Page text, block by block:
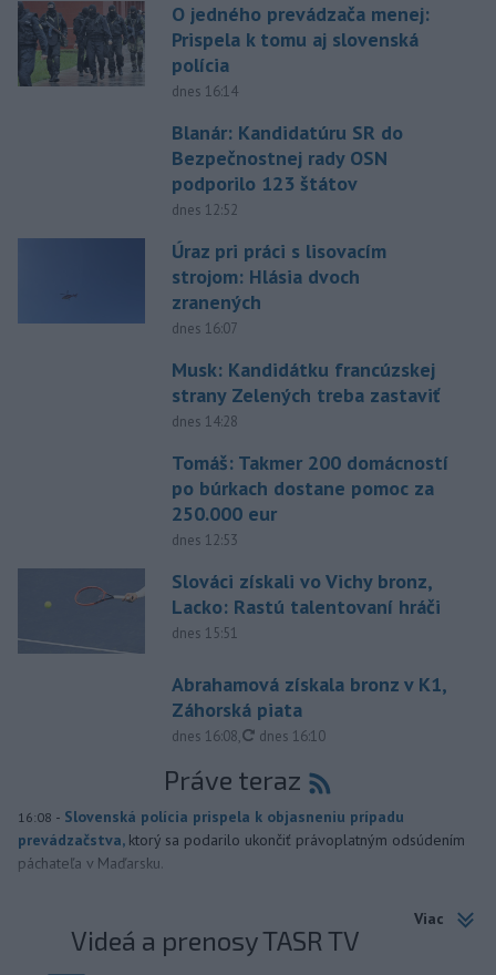
O jedného prevádzača menej:
Prispela k tomu aj slovenská
polícia
dnes 16:14
Blanár: Kandidatúru SR do
Bezpečnostnej rady OSN
podporilo 123 štátov
dnes 12:52
Úraz pri práci s lisovacím
strojom: Hlásia dvoch
zranených
dnes 16:07
Musk: Kandidátku francúzskej
strany Zelených treba zastaviť
dnes 14:28
Tomáš: Takmer 200 domácností
po búrkach dostane pomoc za
250.000 eur
dnes 12:53
Slováci získali vo Vichy bronz,
Lacko: Rastú talentovaní hráči
dnes 15:51
Abrahamová získala bronz v K1,
Záhorská piata
dnes 16:08, aktualizované
dnes 16:10
Práve teraz
16:08 - Slovenská polícia prispela k objasneniu prípadu
prevádzačstva, ktorý sa podarilo ukončiť právoplatným odsúdením
páchateľa v Maďarsku.
Viac
Videá a prenosy TASR TV